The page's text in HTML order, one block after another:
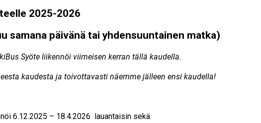
2025-2026
samana päivänä tai yhdensuuntainen matka)
Syöte liikennöi viimeisen kerran tällä kaudella.
kaudesta ja toivottavasti näemme jälleen ensi kaudella!
6.12.2025 – 18.4.2026 lauantaisin sekä